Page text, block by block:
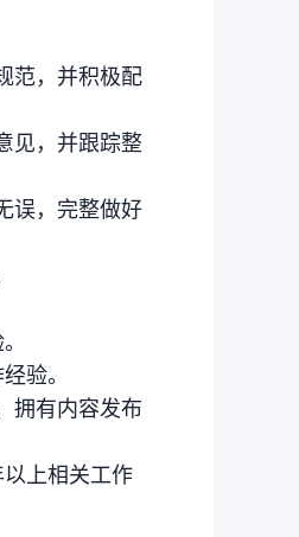
范，并积极配
见，并跟踪整
误，完整做好
验。
拥有内容发布
上相关工作